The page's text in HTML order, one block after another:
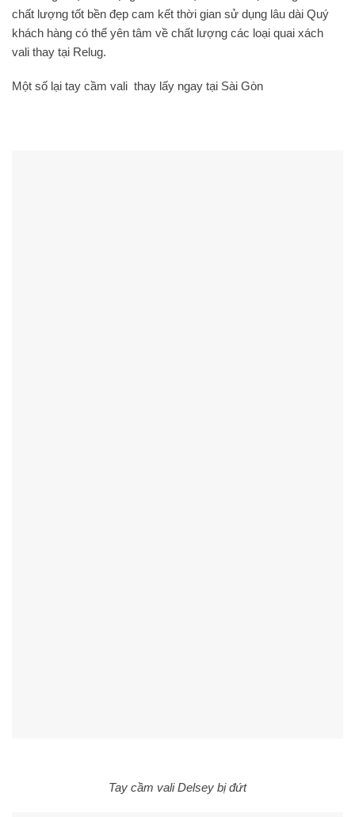
chất lượng tốt bền đẹp cam kết thời gian sử dụng lâu dài Quý
khách hàng có thể yên tâm về chất lượng các loại quai xách
vali thay tại Relug.
Một số lại tay cầm vali thay lấy ngay tại Sài Gòn
Tay cầm vali Delsey bị đứt